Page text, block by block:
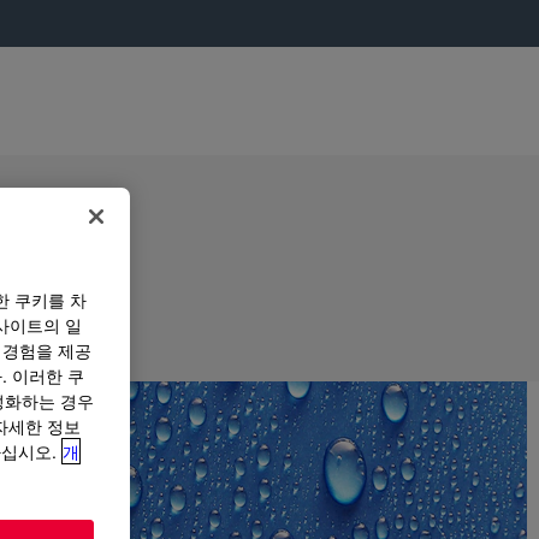
쿠키를 차
이트의 일
험을 제공
이러한 쿠
하는 경우
세한 정보
시오. 개